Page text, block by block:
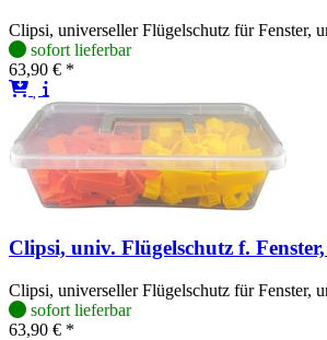
Clipsi, universeller Flügelschutz für Fenster,
sofort lieferbar
63,90 € *
Clipsi, univ. Flügelschutz f.
Clipsi, universeller Flügelschutz für Fenster,
sofort lieferbar
63,90 € *